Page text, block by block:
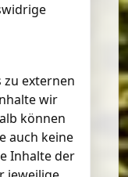
zu externen
wir
können
auch keine
Inhalte der